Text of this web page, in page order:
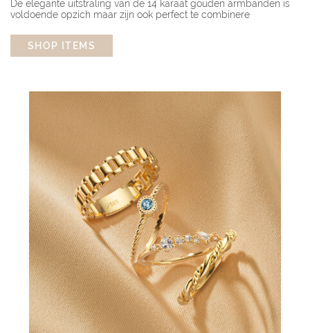
De elegante uitstraling van de 14 karaat gouden armbanden is
voldoende opzich maar zijn ook perfect te combinere
SHOP ITEMS